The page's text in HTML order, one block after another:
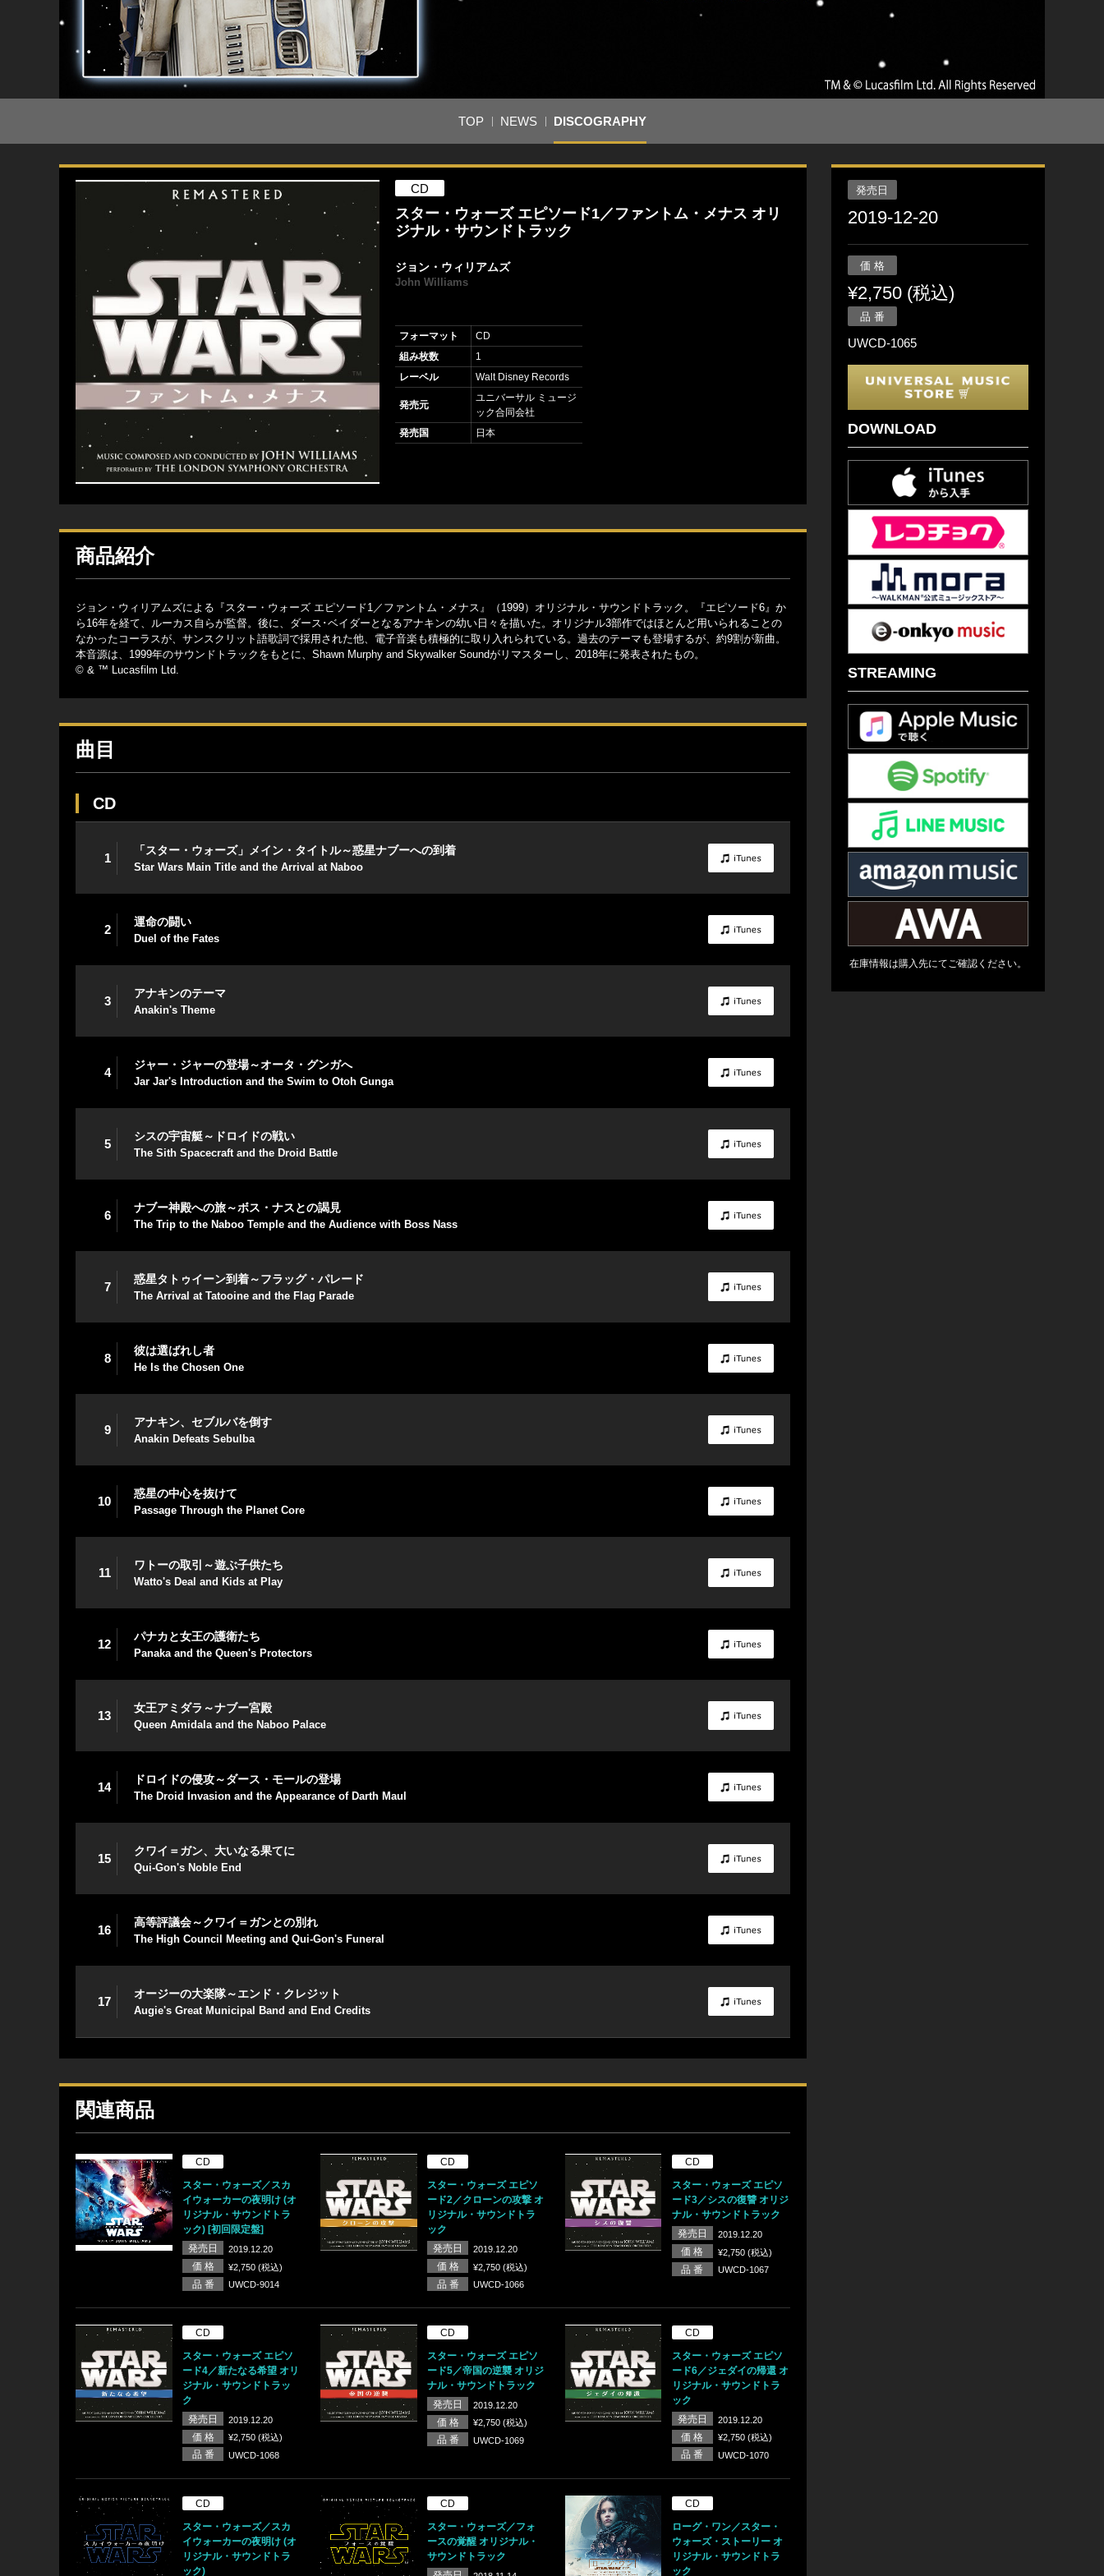
TOP NEWS DISCOGRAPHY
CD
スター・ウォーズ エピソード1／ファントム・メナス オリ
ジナル・サウンドトラック
ジョン・ウィリアムズ
John Williams
フォーマット
CD
組み枚数
1
レーベル
Walt Disney Records
発売元
ユニバーサル ミュージ
ック合同会社
発売国
日本
商品紹介
ジョン・ウィリアムズによる『スター・ウォーズ エピソード1／ファントム・メナス』（1999）オリジナル・サウンドトラック。『エピソード6』か
ら16年を経て、ルーカス自らが監督。後に、ダース･ベイダーとなるアナキンの幼い日々を描いた。オリジナル3部作ではほとんど用いられることの
なかったコーラスが、サンスクリット語歌詞で採用された他、電子音楽も積極的に取り入れられている。過去のテーマも登場するが、約9割が新曲。
本音源は、1999年のサウンドトラックをもとに、Shawn Murphy and Skywalker Soundがリマスターし、2018年に発表されたもの。
© & ™ Lucasfilm Ltd.
曲目
CD
1
「スター・ウォーズ」メイン・タイトル～惑星ナブーへの到着
Star Wars Main Title and the Arrival at Naboo
2
運命の闘い
Duel of the Fates
3
アナキンのテーマ
Anakin's Theme
4
ジャー・ジャーの登場～オータ・グンガへ
Jar Jar's Introduction and the Swim to Otoh Gunga
5
シスの宇宙艇～ドロイドの戦い
The Sith Spacecraft and the Droid Battle
6
ナブー神殿への旅～ボス・ナスとの謁見
The Trip to the Naboo Temple and the Audience with Boss Nass
7
惑星タトゥイーン到着～フラッグ・パレード
The Arrival at Tatooine and the Flag Parade
8
彼は選ばれし者
He Is the Chosen One
9
アナキン、セブルバを倒す
Anakin Defeats Sebulba
10
惑星の中心を抜けて
Passage Through the Planet Core
11
ワトーの取引～遊ぶ子供たち
Watto's Deal and Kids at Play
12
パナカと女王の護衛たち
Panaka and the Queen's Protectors
13
女王アミダラ～ナブー宮殿
Queen Amidala and the Naboo Palace
14
ドロイドの侵攻～ダース・モールの登場
The Droid Invasion and the Appearance of Darth Maul
15
クワイ＝ガン、大いなる果てに
Qui-Gon's Noble End
16
高等評議会～クワイ＝ガンとの別れ
The High Council Meeting and Qui-Gon's Funeral
17
オージーの大楽隊～エンド・クレジット
Augie's Great Municipal Band and End Credits
関連商品
CD
スター・ウォーズ／スカ
イウォーカーの夜明け (オ
リジナル・サウンドトラ
ック) [初回限定盤]
発売日
2019.12.20
価 格 ¥2,750 (税込)
品 番 UWCD-9014
CD
スター・ウォーズ エピソ
ード2／クローンの攻撃 オ
リジナル・サウンドトラ
ック
発売日
2019.12.20
価 格 ¥2,750 (税込)
品 番 UWCD-1066
CD
スター・ウォーズ エピソ
ード3／シスの復讐 オリジ
ナル・サウンドトラック
発売日
2019.12.20
価 格 ¥2,750 (税込)
品 番 UWCD-1067
CD
スター・ウォーズ エピソ
ード4／新たなる希望 オリ
ジナル・サウンドトラッ
ク
発売日
2019.12.20
価 格 ¥2,750 (税込)
品 番 UWCD-1068
CD
スター・ウォーズ エピソ
ード5／帝国の逆襲 オリジ
ナル・サウンドトラック
発売日
2019.12.20
価 格 ¥2,750 (税込)
品 番 UWCD-1069
CD
スター・ウォーズ エピソ
ード6／ジェダイの帰還 オ
リジナル・サウンドトラ
ック
発売日
2019.12.20
価 格 ¥2,750 (税込)
品 番 UWCD-1070
CD
スター・ウォーズ／スカ
イウォーカーの夜明け (オ
リジナル・サウンドトラ
ック)
CD
スター・ウォーズ／フォ
ースの覚醒 オリジナル・
サウンドトラック
CD
ローグ・ワン／スター・
ウォーズ・ストーリー オ
リジナル・サウンドトラ
ック
発売日
2019-12-20
価 格
¥2,750 (税込)
品 番
UWCD-1065
DOWNLOAD
STREAMING
在庫情報は購入先にてご確認ください。